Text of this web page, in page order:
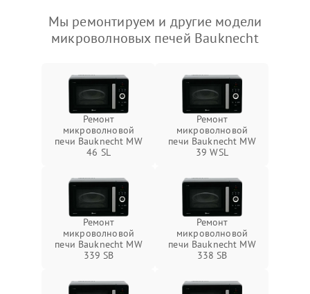
Мы ремонтируем и другие модели
микроволновых печей Bauknecht
Ремонт
микроволновой
печи Bauknecht MW
46 SL
Ремонт
микроволновой
печи Bauknecht MW
39 WSL
Ремонт
микроволновой
печи Bauknecht MW
339 SB
Ремонт
микроволновой
печи Bauknecht MW
338 SB